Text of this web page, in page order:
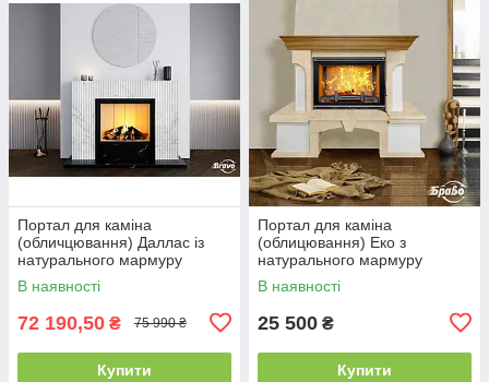
Портал для каміна
(обличцювання) Даллас із
натурального мармуру
Polaris + Nero Marquina
В наявності
72 190,50 ₴ 75 990 ₴
Купити
Портал для каміна
(облицювання) Еко з
натурального мармуру
Botticino, пофарбовані
поверхні
В наявності
25 500 ₴
Купити